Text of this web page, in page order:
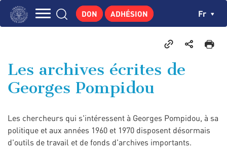
Aller
CENTRE DE RECHERCHES
PUBLICATIONS
ENSEIGNEMENT
DON ADHÉSION Fr
Les archives écrites de
Georges Pompidou
Les chercheurs qui s'intéressent à Georges Pompidou, à sa
politique et aux années 1960 et 1970 disposent désormais
d'outils de travail et de fonds d'archives importants.
Panneau de gestion des cookies